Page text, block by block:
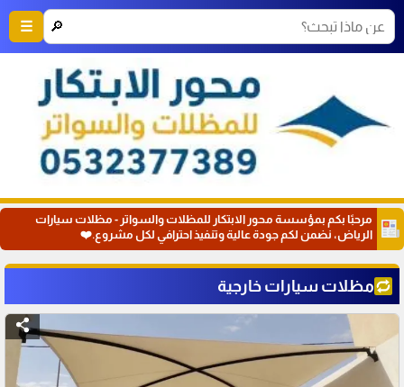
🔎
☰
مرحبًا بكم بمؤسسة محور الابتكار للمظلات والسواتر - مظلات سيارات
الرياض، نضمن لكم جودة عالية وتنفيذ احترافي لكل مشروع.❤️
مظلات سيارات خارجية